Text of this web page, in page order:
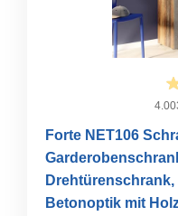
Forte NET106
Betonoptik mit